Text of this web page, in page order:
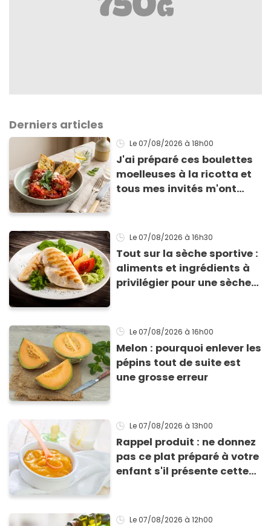
Derniers articles
Le 07/08/2026 à 18h00
J'ai préparé ces boulettes
moelleuses à la ricotta et
tous mes invités m'ont
Le 07/08/2026 à 16h30
Tout sur la sèche sportive :
aliments et ingrédients à
privilégier pour une sèche
Le 07/08/2026 à 16h00
Melon : pourquoi enlever les
pépins tout de suite est
une grosse erreur
Le 07/08/2026 à 13h00
Rappel produit : ne donnez
pas ce plat préparé à votre
enfant s'il présente cette
Le 07/08/2026 à 12h00